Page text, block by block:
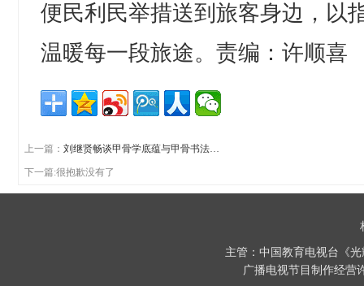
便民利民举措送到旅客身边，以
温暖每一段旅途。责编：许顺喜
上一篇：刘继贤畅谈甲骨学底蕴与甲骨书法…
下一篇:很抱歉没有了
主管：中国教育电视台《
广播电视节目制作经营